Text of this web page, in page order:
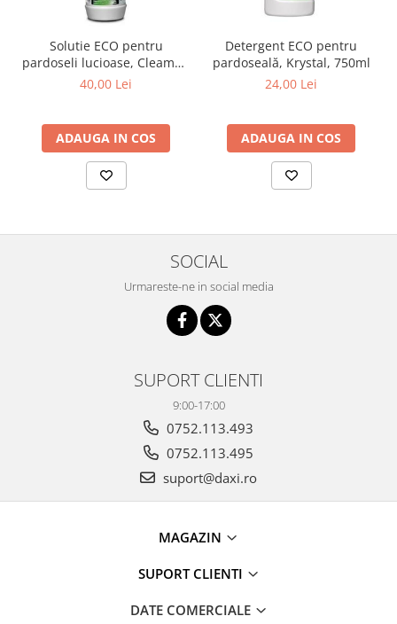
Solutie ECO pentru
pardoseli lucioase, Cleamen
146, 1L
40,00 Lei
ADAUGA IN COS
Detergent ECO pentru
pardoseală, Krystal, 750ml
24,00 Lei
ADAUGA IN COS
SOCIAL
Urmareste-ne in social media
SUPORT CLIENTI
9:00-17:00
0752.113.493
0752.113.495
suport@daxi.ro
MAGAZIN
SUPORT CLIENTI
DATE COMERCIALE